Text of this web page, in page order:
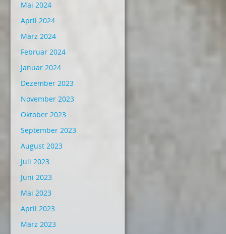
Mai 2024
April 2024
März 2024
Februar 2024
Januar 2024
Dezember 2023
November 2023
Oktober 2023
September 2023
August 2023
Juli 2023
Juni 2023
Mai 2023
April 2023
März 2023